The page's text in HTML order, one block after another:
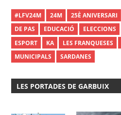
#LFV24M 24M 25È ANIVERSARI
DE PAS
EDUCACIÓ ELECCIONS
ESPORT
KA LES FRANQUESES
MUNICIPALS
SARDANES
LES PORTADES DE GARBUIX